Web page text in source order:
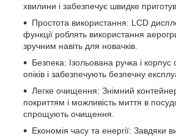
хвилини і забезпечує швидке
Простота використання: LCD
функції роблять використання
зручним навіть для новачків.
Безпека: Ізольована ручка і корпус
опіків і забезпечують безпечну
Легке очищення: Знімний
покриттям і можливість миття в
спрощують очищення.
Економія часу та енергії: Завдяки